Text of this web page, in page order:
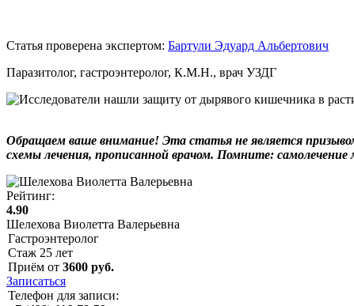
Статья проверена экспертом: Бартули Эдуард Альбертович
Паразитолог, гастроэнтеролог, К.М.Н., врач УЗДГ
Обращаем ваше внимание! Эта статья не является
схемы лечения, прописанной врачом. Помните:
Рейтинг:
4.90
Шелехова Виолетта Валерьевна
Гастроэнтеролог
Стаж 25 лет
Приём от 3600 руб.
Записаться
Телефон для записи: